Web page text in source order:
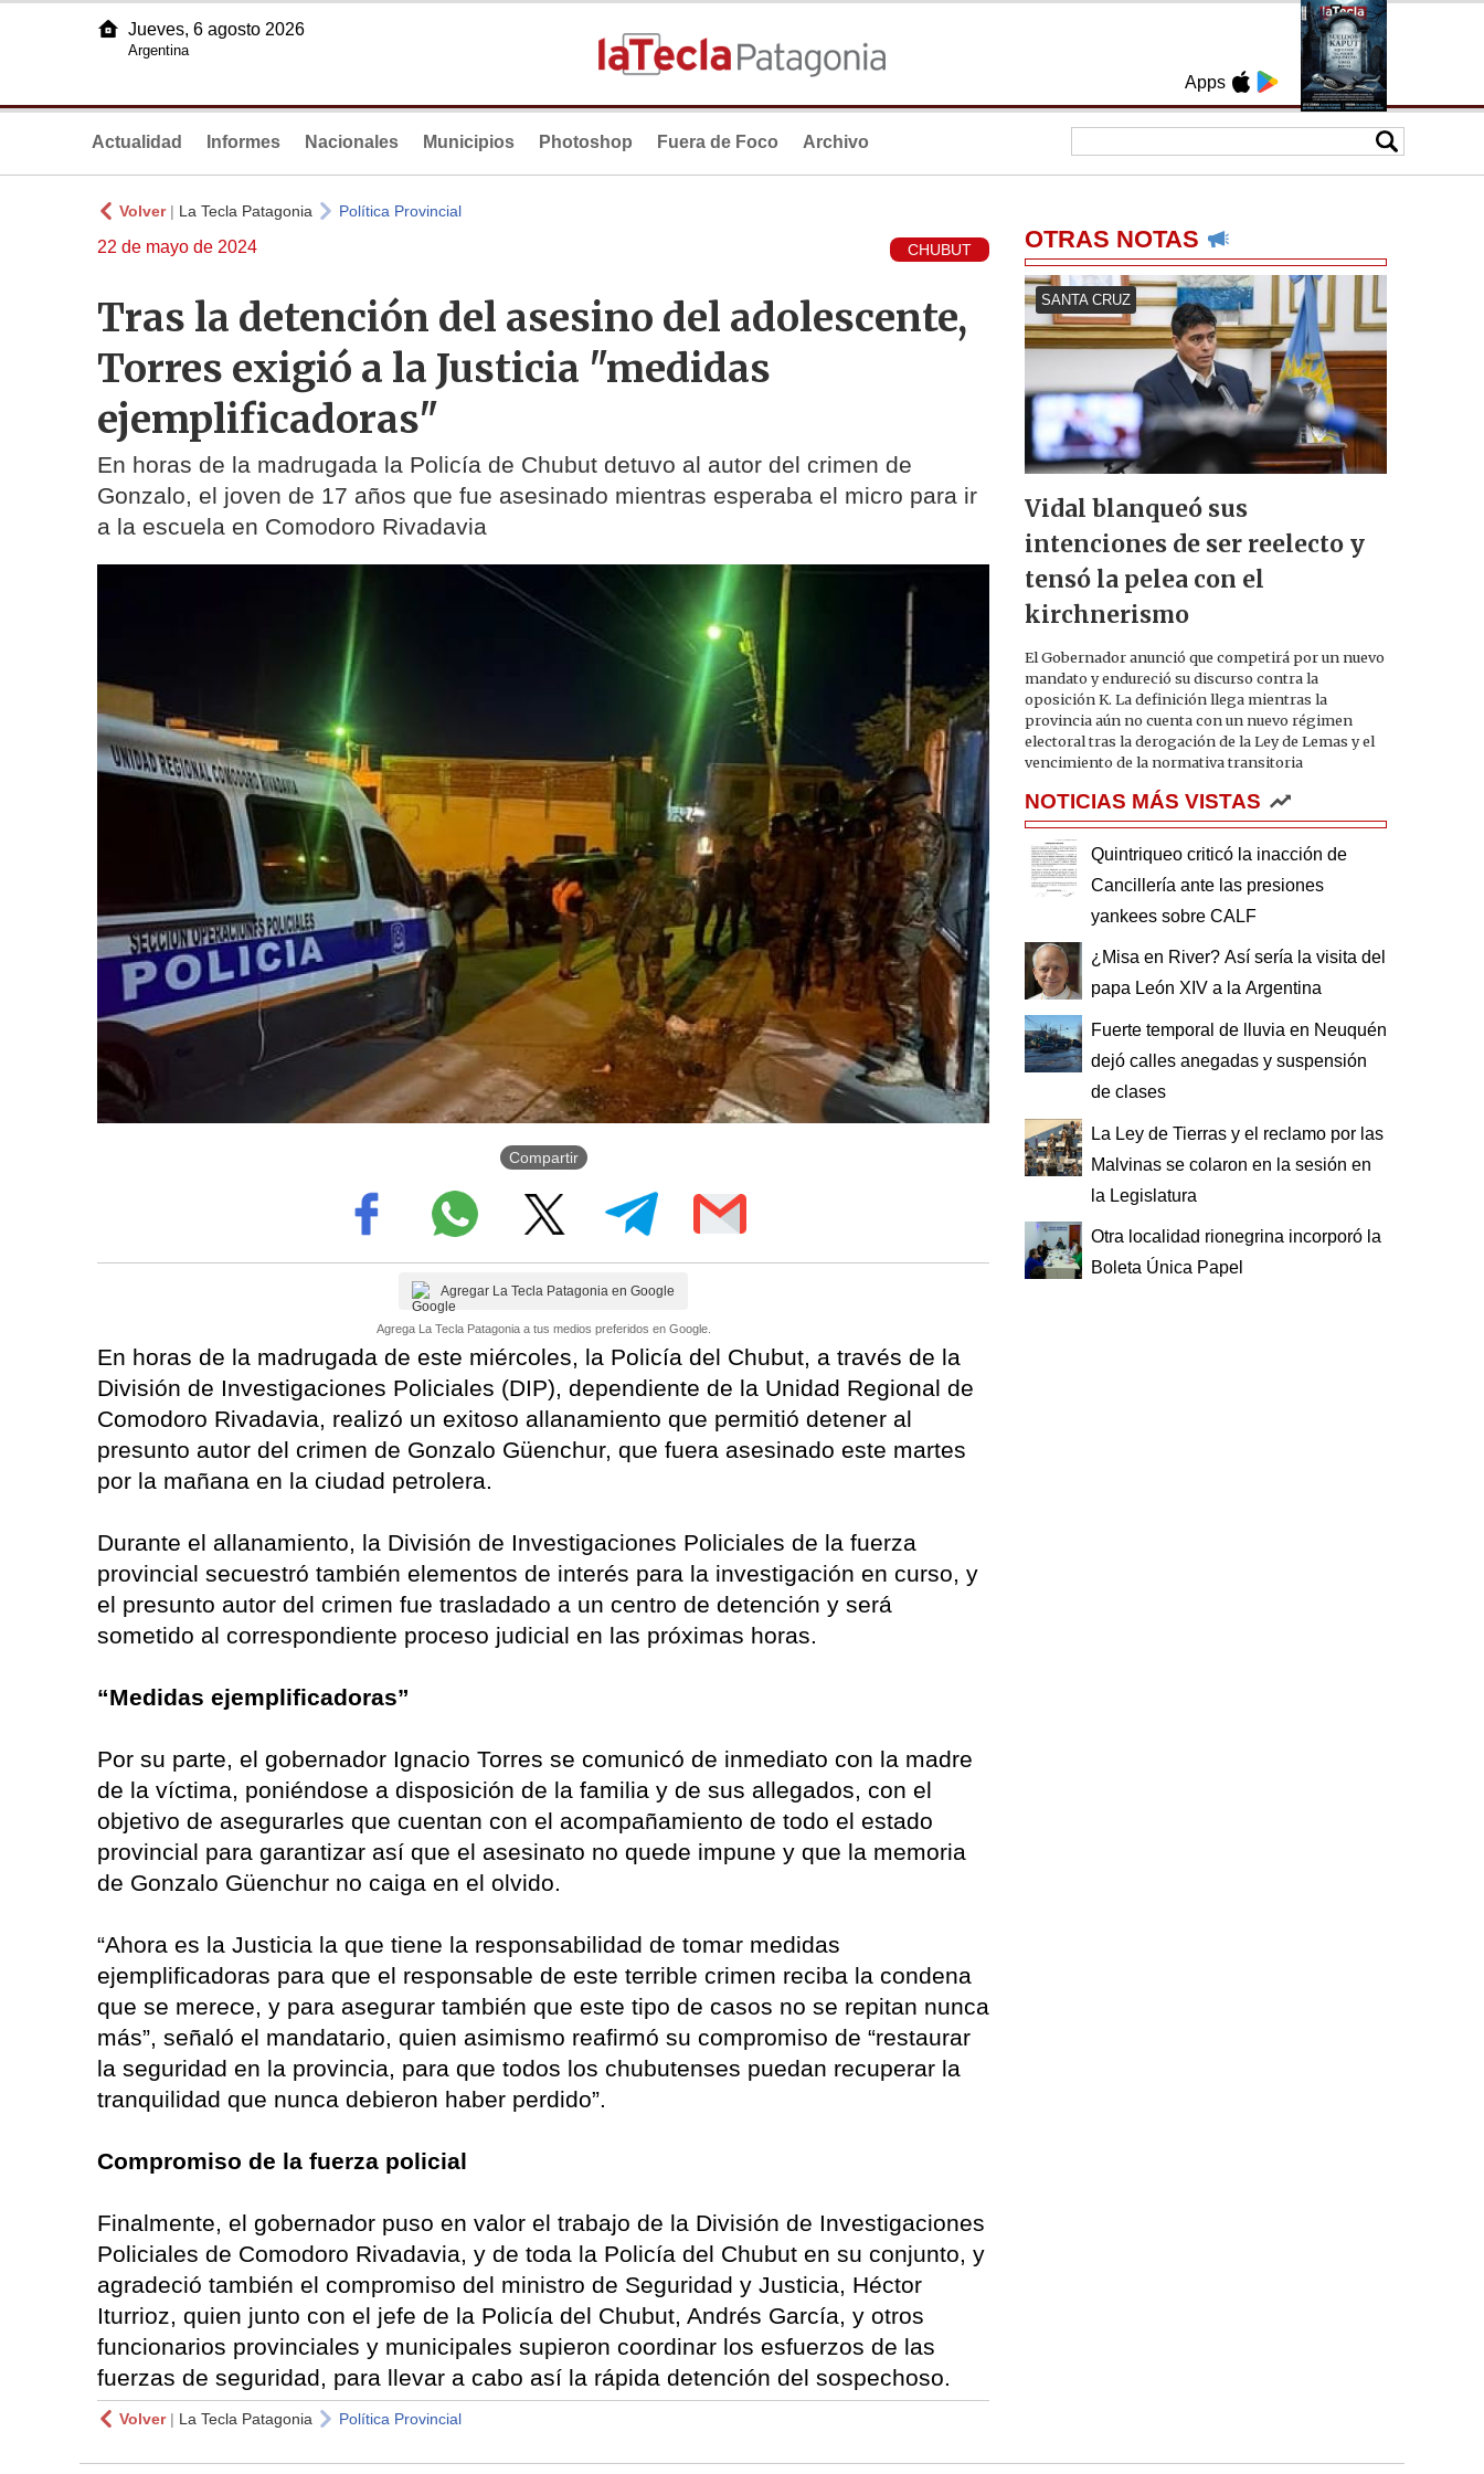
Apps
Jueves, 6 agosto 2026
Argentina
Actualidad Informes Nacionales Municipios Photoshop Fuera de Foco Archivo
Volver| La Tecla Patagonia Política Provincial
22 de mayo de 2024 CHUBUT
Tras la detención del asesino del adolescente,
Torres exigió a la Justicia "medidas
ejemplificadoras"
En horas de la madrugada la Policía de Chubut detuvo al autor del crimen de
Gonzalo, el joven de 17 años que fue asesinado mientras esperaba el micro para ir
a la escuela en Comodoro Rivadavia
Compartir
Agregar La Tecla Patagonia en Google
Agrega La Tecla Patagonia a tus medios preferidos en Google.
En horas de la madrugada de este miércoles, la Policía del Chubut, a través de la
División de Investigaciones Policiales (DIP), dependiente de la Unidad Regional de
Comodoro Rivadavia, realizó un exitoso allanamiento que permitió detener al
presunto autor del crimen de Gonzalo Güenchur, que fuera asesinado este martes
por la mañana en la ciudad petrolera.
Durante el allanamiento, la División de Investigaciones Policiales de la fuerza
provincial secuestró también elementos de interés para la investigación en curso, y
el presunto autor del crimen fue trasladado a un centro de detención y será
sometido al correspondiente proceso judicial en las próximas horas.
“Medidas ejemplificadoras”
Por su parte, el gobernador Ignacio Torres se comunicó de inmediato con la madre
de la víctima, poniéndose a disposición de la familia y de sus allegados, con el
objetivo de asegurarles que cuentan con el acompañamiento de todo el estado
provincial para garantizar así que el asesinato no quede impune y que la memoria
de Gonzalo Güenchur no caiga en el olvido.
“Ahora es la Justicia la que tiene la responsabilidad de tomar medidas
ejemplificadoras para que el responsable de este terrible crimen reciba la condena
que se merece, y para asegurar también que este tipo de casos no se repitan nunca
más”, señaló el mandatario, quien asimismo reafirmó su compromiso de “restaurar
la seguridad en la provincia, para que todos los chubutenses puedan recuperar la
tranquilidad que nunca debieron haber perdido”.
Compromiso de la fuerza policial
Finalmente, el gobernador puso en valor el trabajo de la División de Investigaciones
Policiales de Comodoro Rivadavia, y de toda la Policía del Chubut en su conjunto, y
agradeció también el compromiso del ministro de Seguridad y Justicia, Héctor
Iturrioz, quien junto con el jefe de la Policía del Chubut, Andrés García, y otros
funcionarios provinciales y municipales supieron coordinar los esfuerzos de las
fuerzas de seguridad, para llevar a cabo así la rápida detención del sospechoso.
Volver| La Tecla Patagonia Política Provincial
OTRAS NOTAS
SANTA CRUZ
Vidal blanqueó sus
intenciones de ser reelecto y
tensó la pelea con el
kirchnerismo
El Gobernador anunció que competirá por un nuevo
mandato y endureció su discurso contra la
oposición K. La definición llega mientras la
provincia aún no cuenta con un nuevo régimen
electoral tras la derogación de la Ley de Lemas y el
vencimiento de la normativa transitoria
NOTICIAS MÁS VISTAS
Quintriqueo criticó la inacción de
Cancillería ante las presiones
yankees sobre CALF
¿Misa en River? Así sería la visita del
papa León XIV a la Argentina
Fuerte temporal de lluvia en Neuquén
dejó calles anegadas y suspensión
de clases
La Ley de Tierras y el reclamo por las
Malvinas se colaron en la sesión en
la Legislatura
Otra localidad rionegrina incorporó la
Boleta Única Papel